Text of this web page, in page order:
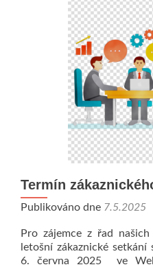
Termín
Publikováno dne 7.5.2025
Pro zájemce z řad
letošní zákaznické
6. června 2025 ve